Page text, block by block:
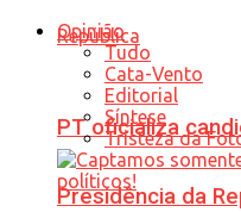
PT oficializa
Presidência da
Opinião
Tudo
Cata-Vento
Editorial
Síntese
Tristeza da